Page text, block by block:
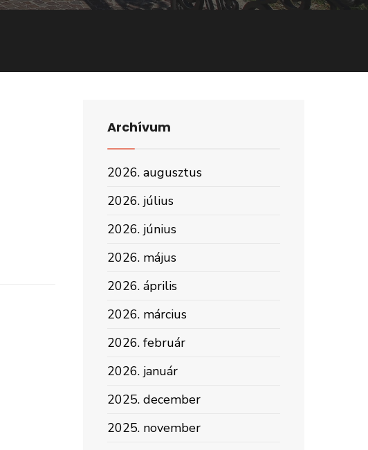
Archívum
2026. augusztus
2026. július
2026. június
2026. május
2026. április
2026. március
2026. február
2026. január
2025. december
2025. november